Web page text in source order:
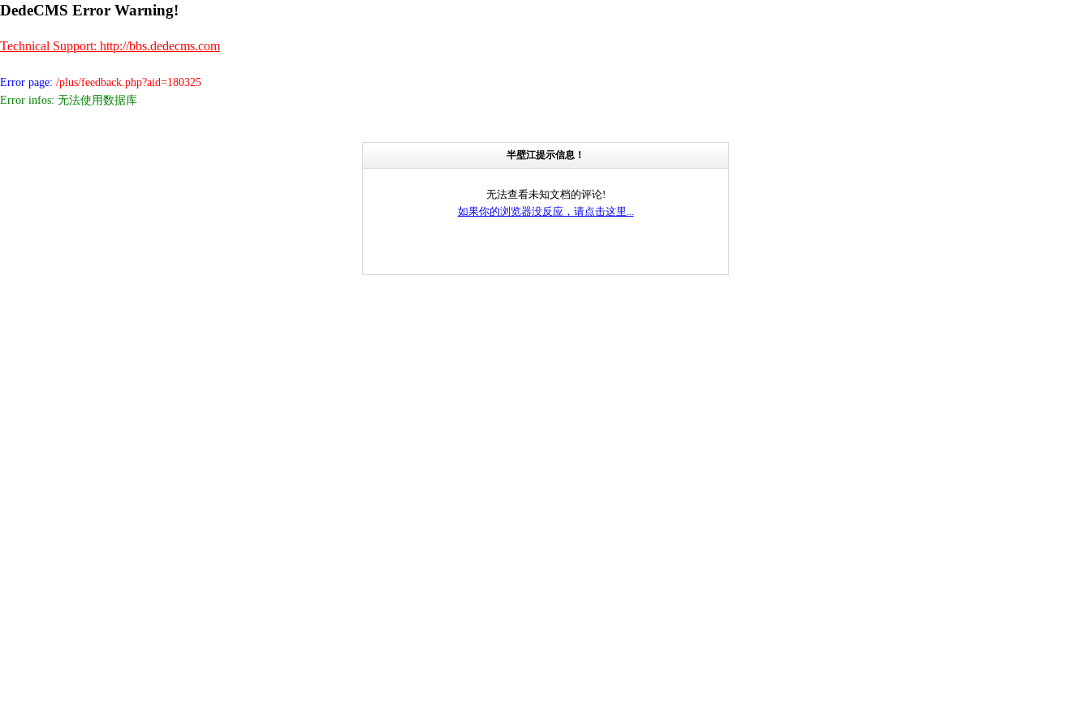
DedeCMS Error Warning!
Technical Support: http://bbs.dedecms.com
Error page: /plus/feedback.php?aid=180325
Error infos: 无法使用数据库
半壁江提示信息！
无法查看未知文档的评论!
如果你的浏览器没反应，请点击这里...